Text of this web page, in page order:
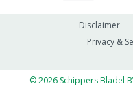
Disclaimer
Privacy &
© 2026 Schippers Bladel